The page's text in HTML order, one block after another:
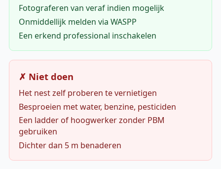
Fotograferen van veraf indien mogelijk
Onmiddellijk melden via WASPP
Een erkend professional inschakelen
✗ Niet doen
Het nest zelf proberen te vernietigen
Besproeien met water, benzine, pesticiden
Een ladder of hoogwerker zonder PBM
gebruiken
Dichter dan 5 m benaderen